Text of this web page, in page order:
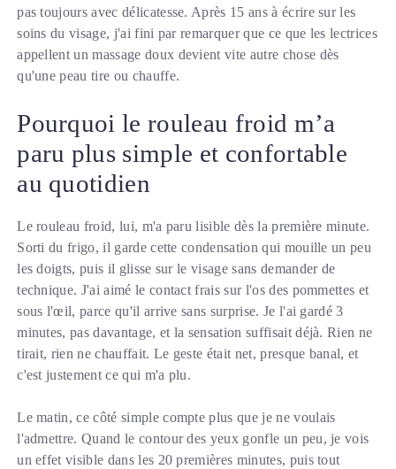
pas toujours avec délicatesse. Après 15 ans à écrire sur les
soins du visage, j'ai fini par remarquer que ce que les lectrices
appellent un massage doux devient vite autre chose dès
qu'une peau tire ou chauffe.
Pourquoi le rouleau froid m’a
paru plus simple et confortable
au quotidien
Le rouleau froid, lui, m'a paru lisible dès la première minute.
Sorti du frigo, il garde cette condensation qui mouille un peu
les doigts, puis il glisse sur le visage sans demander de
technique. J'ai aimé le contact frais sur l'os des pommettes et
sous l'œil, parce qu'il arrive sans surprise. Je l'ai gardé 3
minutes, pas davantage, et la sensation suffisait déjà. Rien ne
tirait, rien ne chauffait. Le geste était net, presque banal, et
c'est justement ce qui m'a plu.
Le matin, ce côté simple compte plus que je ne voulais
l'admettre. Quand le contour des yeux gonfle un peu, je vois
un effet visible dans les 20 premières minutes, puis tout